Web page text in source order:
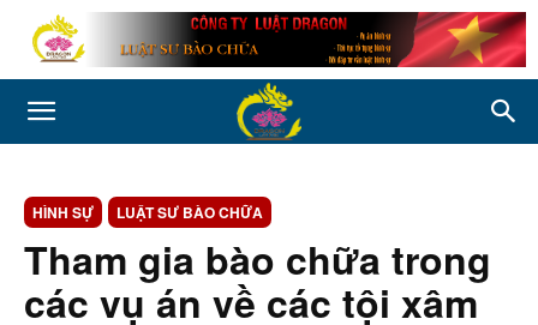
HÌNH SỰ LUẬT SƯ BÀO CHỮA
Tham gia bào chữa trong
các vụ án về các tội xâm